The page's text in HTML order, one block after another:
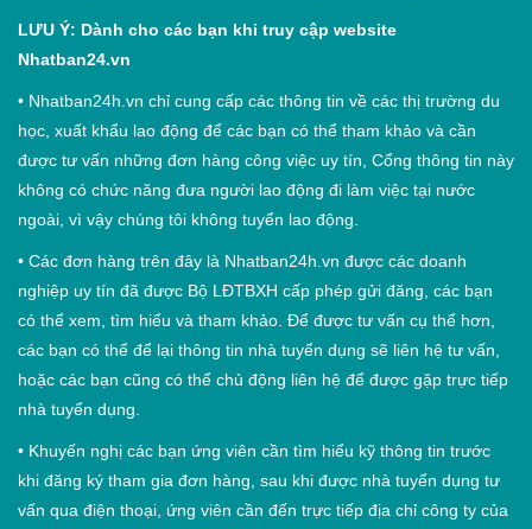
LƯU Ý: Dành cho các bạn khi truy cập website
Nhatban24.vn
• Nhatban24h.vn chỉ cung cấp các thông tin về các thị trường du
học, xuất khẩu lao động để các bạn có thể tham khảo và cần
được tư vấn những đơn hàng công việc uy tín, Cổng thông tin này
không có chức năng đưa người lao động đi làm việc tại nước
ngoài, vì vậy chúng tôi không tuyển lao động.
• Các đơn hàng trên đây là Nhatban24h.vn được các doanh
nghiệp uy tín đã được Bộ LĐTBXH cấp phép gửi đăng, các bạn
có thể xem, tìm hiểu và tham khảo. Để được tư vấn cụ thể hơn,
các bạn có thể để lại thông tin nhà tuyển dụng sẽ liên hệ tư vấn,
hoặc các bạn cũng có thể chủ động liên hệ để được gặp trực tiếp
nhà tuyển dụng.
• Khuyến nghị các bạn ứng viên cần tìm hiểu kỹ thông tin trước
khi đăng ký tham gia đơn hàng, sau khi được nhà tuyển dụng tư
vấn qua điện thoại, ứng viên cần đến trực tiếp địa chỉ công ty của